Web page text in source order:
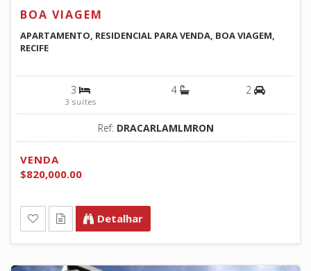
BOA VIAGEM
APARTAMENTO, RESIDENCIAL PARA VENDA, BOA VIAGEM,
RECIFE
3
3 suítes
4 2
Ref: DRACARLAMLMRON
VENDA
$820,000.00
Detalhar